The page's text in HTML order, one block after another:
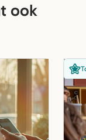
ook